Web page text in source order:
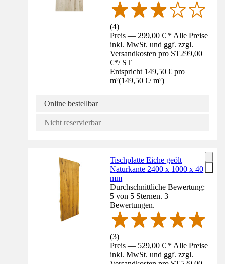
(4)
Preis — 299,00 € * Alle Preise
inkl. MwSt. und ggf. zzgl.
Versandkosten pro ST299,00
€*/ ST
Entspricht 149,50 € pro
m²(149,50 €/ m²)
Online bestellbar
Nicht reservierbar
Tischplatte Eiche geölt
Naturkante 2400 x 1000 x 40
mm
Durchschnittliche Bewertung:
5 von 5 Sternen. 3
Bewertungen.
(3)
Preis — 529,00 € * Alle Preise
inkl. MwSt. und ggf. zzgl.